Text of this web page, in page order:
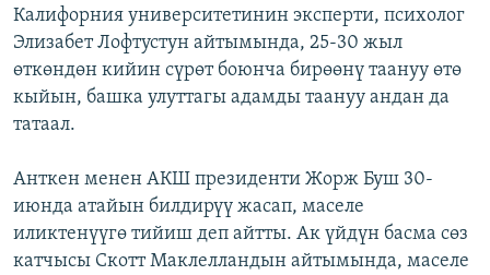
Калифорния университетинин эксперти, психолог
Элизабет Лофтустун айтымында, 25-30 жыл
өткөндөн кийин сүрөт боюнча бирөөнү таануу өтө
кыйын, башка улуттагы адамды таануу андан да
татаал.
Анткен менен АКШ президенти Жорж Буш 30-
июнда атайын билдирүү жасап, маселе
иликтенүүгө тийиш деп айтты. Ак үйдүн басма сөз
катчысы Скотт Маклелландын айтымында, маселе